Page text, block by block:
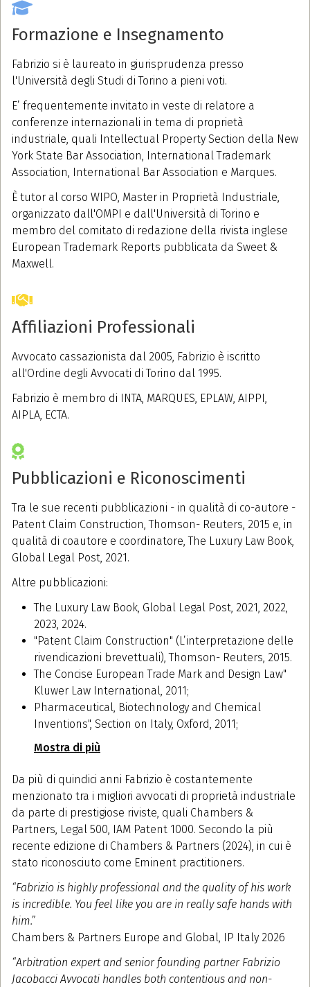
Formazione e Insegnamento
Fabrizio si è laureato in giurisprudenza presso
l'Università degli Studi di Torino a pieni voti.
E’ frequentemente invitato in veste di relatore a
conferenze internazionali in tema di proprietà
industriale, quali Intellectual Property Section della New
York State Bar Association, International Trademark
Association, International Bar Association e Marques.
È tutor al corso WIPO, Master in Proprietà Industriale,
organizzato dall'OMPI e dall'Università di Torino e
membro del comitato di redazione della rivista inglese
European Trademark Reports pubblicata da Sweet &
Maxwell.
Affiliazioni Professionali
Avvocato cassazionista dal 2005, Fabrizio è iscritto
all'Ordine degli Avvocati di Torino dal 1995.
Fabrizio è membro di INTA, MARQUES, EPLAW, AIPPI,
AIPLA, ECTA.
Pubblicazioni e Riconoscimenti
Tra le sue recenti pubblicazioni - in qualità di co-autore -
Patent Claim Construction, Thomson- Reuters, 2015 e, in
qualità di coautore e coordinatore, The Luxury Law Book,
Global Legal Post, 2021.
Altre pubblicazioni:
The Luxury Law Book, Global Legal Post, 2021, 2022,
2023, 2024.
"Patent Claim Construction" (L’interpretazione delle
rivendicazioni brevettuali), Thomson- Reuters, 2015.
The Concise European Trade Mark and Design Law"
Kluwer Law International, 2011;
Pharmaceutical, Biotechnology and Chemical
Inventions", Section on Italy, Oxford, 2011;
Mostra di più
Da più di quindici anni Fabrizio è costantemente
menzionato tra i migliori avvocati di proprietà industriale
da parte di prestigiose riviste, quali Chambers &
Partners, Legal 500, IAM Patent 1000. Secondo la più
recente edizione di Chambers & Partners (2024), in cui è
stato riconosciuto come Eminent practitioners.
“Fabrizio is highly professional and the quality of his work
is incredible. You feel like you are in really safe hands with
him.”
Chambers & Partners Europe and Global, IP Italy 2026
“Arbitration expert and senior founding partner Fabrizio
Jacobacci Avvocati handles both contentious and non-